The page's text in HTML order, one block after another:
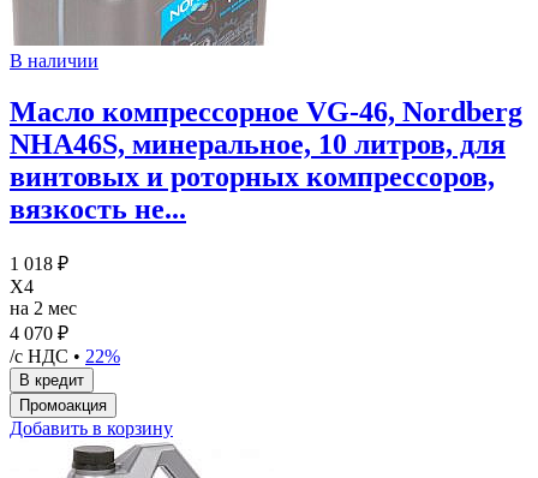
В наличии
Масло компрессорное VG-46, Nordberg
NHA46S, минеральное, 10 литров, для
винтовых и роторных компрессоров,
вязкость не...
1 018 ₽
X4
на 2 мес
4 070 ₽
/с НДС • 22%
Добавить в корзину